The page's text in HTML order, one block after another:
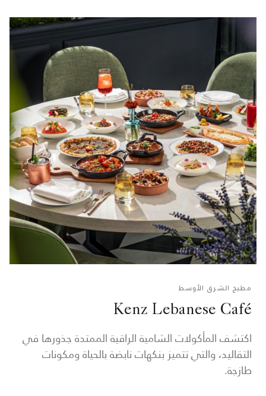
مطبخ الشرق الأوسط
Kenz Lebanese Café
اكتشف المأكولات الشامية الراقية الممتدة جذورها في
التقاليد، والتي تتميز بنكهات نابضة بالحياة ومكونات
طازجة.